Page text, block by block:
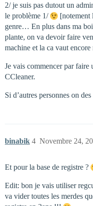
2/ je suis pas dutout un
le problème 1/
[notement
genre… En plus dans ma
plante, on va devoir faire
machine et la ca vaut
Je vais commencer par faire
CCleaner.
Si d’autres personnes on
binabik Novembre 24,
4
Et pour la base de registre ?
Edit: bon je vais utiliser
va vider toutes les merdes